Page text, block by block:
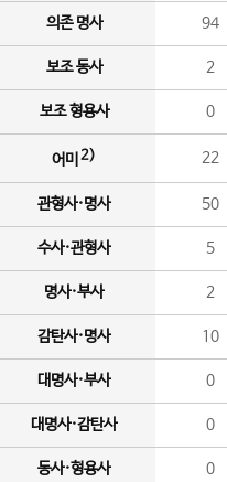
의존 명사 94
보조 동사 2
보조 형용사 0
어미 2) 22
관형사·명사 50
수사·관형사 5
명사·부사 2
감탄사·명사 10
대명사·부사 0
대명사·감탄사 0
동사·형용사 0